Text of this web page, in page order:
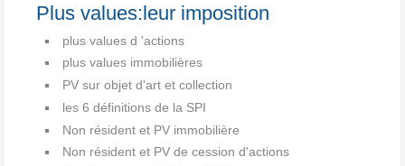
Plus values:leur imposition
plus values d 'actions
plus values immobilières
PV sur objet d'art et collection
les 6 définitions de la SPI
Non résident et PV immobilière
Non résident et PV de cession d'actions